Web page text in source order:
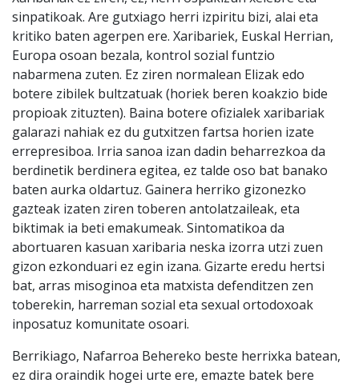
sinpatikoak. Are gutxiago herri izpiritu bizi, alai eta
kritiko baten agerpen ere. Xaribariek, Euskal Herrian,
Europa osoan bezala, kontrol sozial funtzio
nabarmena zuten. Ez ziren normalean Elizak edo
botere zibilek bultzatuak (horiek beren koakzio bide
propioak zituzten). Baina botere ofizialek xaribariak
galarazi nahiak ez du gutxitzen fartsa horien izate
errepresiboa. Irria sanoa izan dadin beharrezkoa da
berdinetik berdinera egitea, ez talde oso bat banako
baten aurka oldartuz. Gainera herriko gizonezko
gazteak izaten ziren toberen antolatzaileak, eta
biktimak ia beti emakumeak. Sintomatikoa da
abortuaren kasuan xaribaria neska izorra utzi zuen
gizon ezkonduari ez egin izana. Gizarte eredu hertsi
bat, arras misoginoa eta matxista defenditzen zen
toberekin, harreman sozial eta sexual ortodoxoak
inposatuz komunitate osoari.
Berrikiago, Nafarroa Behereko beste herrixka batean,
ez dira oraindik hogei urte ere, emazte batek bere